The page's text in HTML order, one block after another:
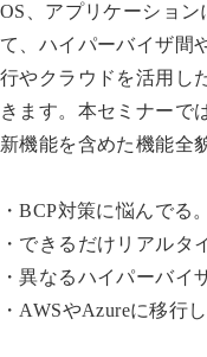
OS、アプリケーショ
て、ハイパーバイザ間
行やクラウドを活用し
きます。本セミナーで
新機能を含めた機能全
・BCP対策に悩んでる。
・できるだけリアルタ
・異なるハイパーバイ
・AWSやAzureに